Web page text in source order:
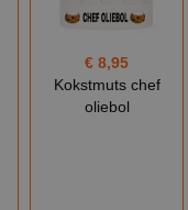
€ 8,95
Kokstmuts chef
oliebol